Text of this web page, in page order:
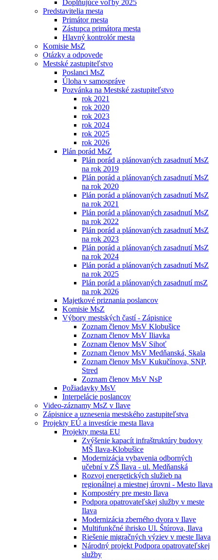
Doplňujúce voľby 2025
Predstavitelia mesta
Primátor mesta
Zástupca primátora mesta
Hlavný kontrolór mesta
Komisie MsZ
Otázky a odpovede
Mestské zastupiteľstvo
Poslanci MsZ
Úloha v samospráve
Pozvánka na Mestské zastupiteľstvo
rok 2021
rok 2020
rok 2023
rok 2024
rok 2025
rok 2026
Plán porád MsZ
Plán porád a plánovaných zasadnutí MsZ
na rok 2019
Plán porád a plánovaných zasadnutí MsZ
na rok 2020
Plán porád a plánovaných zasadnutí MsZ
na rok 2021
Plán porád a plánovaných zasadnutí MsZ
na rok 2022
Plán porád a plánovaných zasadnutí MsZ
na rok 2023
Plán porád a plánovaných zasadnutí MsZ
na rok 2024
Plán porád a plánovaných zasadnutí MsZ
na rok 2025
Plán porád a plánovaných zasadnutí msZ
na rok 2026
Majetkové priznania poslancov
Komisie MsZ
Výbory mestských častí - Zápisnice
Zoznam členov MsV Klobušice
Zoznam členov MsV Iliavka
Zoznam členov MsV Sihoť
Zoznam členov MsV Medňanská, Skala
Zoznam členov MsV Kukučínova, SNP,
Stred
Zoznam členov MsV NsP
Požiadavky MsV
Interpelácie poslancov
Video-záznamy MsZ v Ilave
Zápisnice a uznesenia mestského zastupiteľstva
Projekty EÚ a investície mesta Ilava
Projekty mesta EU
Zvýšenie kapacít infraštruktúry budovy
MŠ Ilava-Klobušice
Modernizácia vybavenia odborných
učební v ZŠ Ilava - ul. Medňanská
Rozvoj energetických služieb na
regionálnej a miestnej úrovni - Mesto Ilava
Kompostéry pre mesto Ilava
Podpora opatrovateľskej služby v meste
Ilava
Modernizácia zberného dvora v Ilave
Multifunkčné ihrisko Ul. Štúrova, Ilava
Riešenie migračných výziev v meste Ilava
Národný projekt Podpora opatrovateľskej
služby